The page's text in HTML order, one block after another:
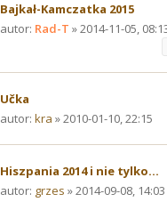
Bajkał-Kamczatka 2015
autor: Rad-T » 2014-11-05,
Učka
autor: kra » 2010-01-10, 22:15
Hiszpania 2014 i nie tylko...
autor: grzes » 2014-09-08, 14:03